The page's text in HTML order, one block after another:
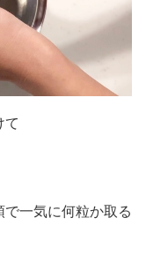
て
一気に何粒か取る